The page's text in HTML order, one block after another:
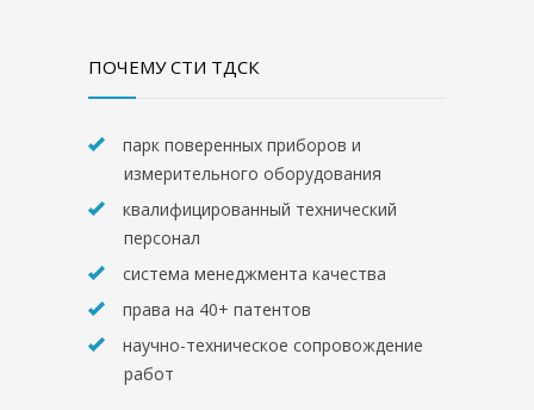
ПОЧЕМУ СТИ ТДСК
парк поверенных приборов и
измерительного оборудования
квалифицированный технический
персонал
система менеджмента качества
права на 40+ патентов
научно-техническое сопровождение
работ